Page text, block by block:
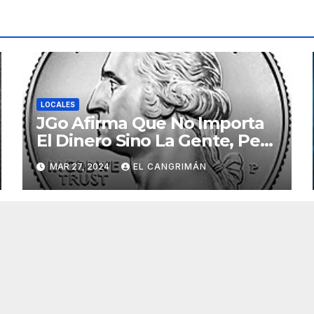
LOCALES
JGo Afirma Que No Importa
El Dinero Sino La Gente, Pero
Pregunta: «¿De Verdad No
Tendrán Una Pejetita?»
MAR 27, 2024 EL CANGRIMÁN